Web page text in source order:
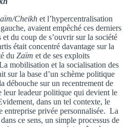
Cheikh et l’hypercentralisation
avaient empêché ces derniers
du coup de s’ouvrir sur la société
était concentré davantage sur la
du Zaïm et de ses exploits
mobilisation et la socialisation des
sur la base d’un schème politique
débouche sur un recentrement de
leur leadeur politique qui devient le
dans un tel contexte, le
entreprise privée personnalisée. La
ce sens, un simple processus de